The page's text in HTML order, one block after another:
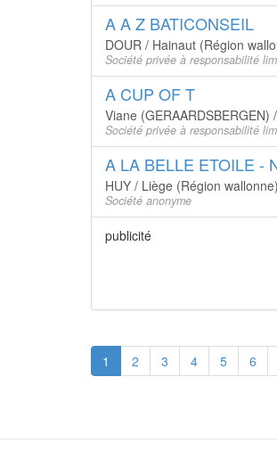
A A Z BATICONSEIL
DOUR / Hainaut (Région
Société privée à responsabilité
A CUP OF T
Viane
Société privée à responsabilité
A LA BELLE ETOILE -
HUY / Liège (Région wallonne)
Société anonyme
publicité
1 2 3 4 5 6